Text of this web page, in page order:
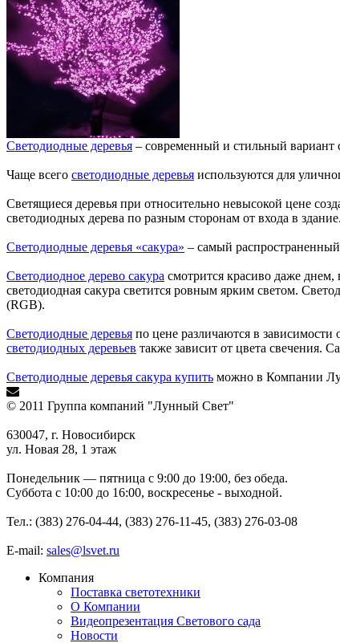
Светодиодные деревья – современный и стильный вариант
Чаще всего светодиодные деревья используются для
Светящиеся деревья при относительно невысокой цене
светодиодных дерева по разным сторонам от входа в здание.
Светодиодные деревья «сакура» – самый
Светодиодное дерево сакура смотрится красиво даже
светодиодная сакура светится ровным ярким светом.
(RGB).
Светодиодные деревья по цене различаются в
светодиодных деревьев также зависит от цвета свечения.
Светодиодные деревья сакура купить можно в Компании
© 2011 Группа компаний "Лунный Свет"
630047, г. Новосибирск
ул. Новая 28, 1 этаж
Понедельник — пятница с 9:00 до 19:00, без обеда.
Суббота с 10:00 до 16:00, воскресенье - выходной.
Тел.: (383) 276-04-44, (383) 276-11-45, (383) 276-03-08
E-mail: sales@lsvet.ru
Компания
Поставка светотехники
О Компании
Видеопрезентация Светового сада
Новости